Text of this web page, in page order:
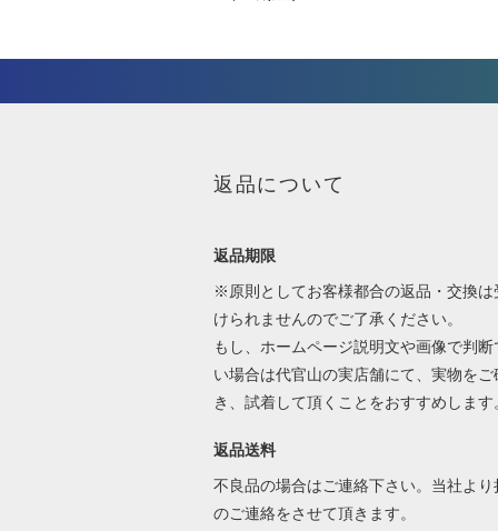
返品について
返品期限
※原則としてお客様都合の返品・交換は
けられませんのでご了承ください。
もし、ホームページ説明文や画像で判断
い場合は代官山の実店舗にて、実物をご
き、試着して頂くことをおすすめしま
返品送料
不良品の場合はご連絡下さい。当社より
のご連絡をさせて頂きます。